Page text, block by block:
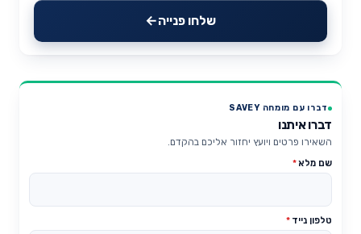
שלחו פנייה
דברו עם מומחה SAVEY
דברו איתנו
השאירו פרטים ויועץ יחזור אליכם בהקדם.
שם מלא*
טלפון נייד *